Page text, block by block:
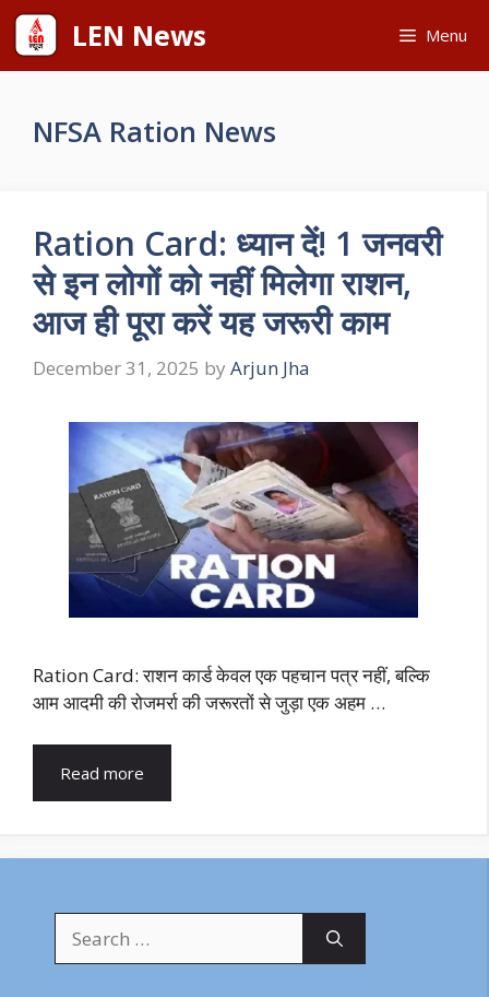
Skip
content
LEN News Menu
NFSA Ration News
Ration Card: ध्यान दें! 1 जनवरी
से इन लोगों को नहीं मिलेगा राशन,
आज ही पूरा करें यह जरूरी काम
December 31, 2025 by Arjun Jha
Ration Card: राशन कार्ड केवल एक पहचान पत्र नहीं, बल्कि
आम आदमी की रोजमर्रा की जरूरतों से जुड़ा एक अहम …
Read more
for: